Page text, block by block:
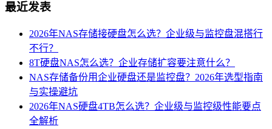
最近发表
2026年NAS存储接硬盘怎么选？企业级与监控盘混搭行
不行？
8T硬盘NAS怎么选？企业存储扩容要注意什么？
NAS存储备份用企业硬盘还是监控盘？2026年选型指南
与实操避坑
2026年NAS硬盘4TB怎么选？企业级与监控级性能要点
全解析